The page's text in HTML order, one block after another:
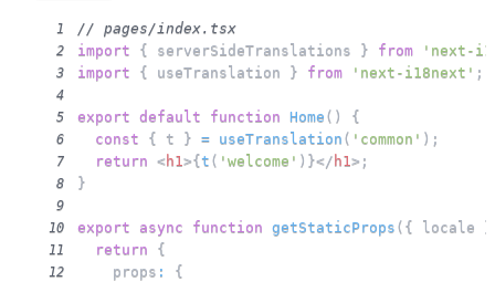
1 // pages/index.tsx
2 import { serverSideTranslations } from 'next-
3 import { useTranslation } from 'next-i18next' ;
4
5
export default function Home ( ) {
6 const { t } = useTranslation ( 'common' ) ;
7 return < h1 >{t ( 'welcome' ) }</ h1 > ;
8 }
9
10
export async function getStaticProps ( { locale }
11 return {
12
    props
: {